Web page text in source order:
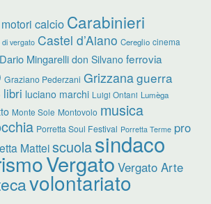
calcio Carabinieri
di vergato Castel d’Aiano Cereglio cinema
Dario Mingarelli don Silvano ferrovia
Graziano Pederzani Grizzanaguerra
libri luciano marchi Luigi Ontani Lumèga
Monte Sole Montovolo musica
Porretta Soul Festival Porretta Terme pro
Matteiscuolasindaco
Vergato Vergato Arte
volontariato